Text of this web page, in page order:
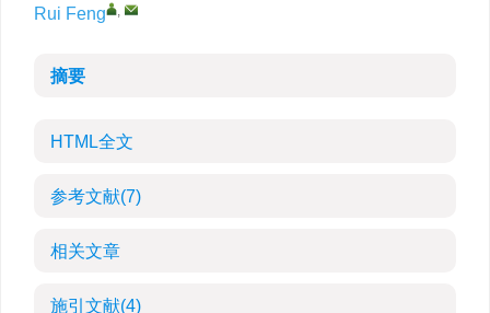
Rui Feng ,
摘要
HTML全文
参考文献(7)
相关文章
施引文献(4)